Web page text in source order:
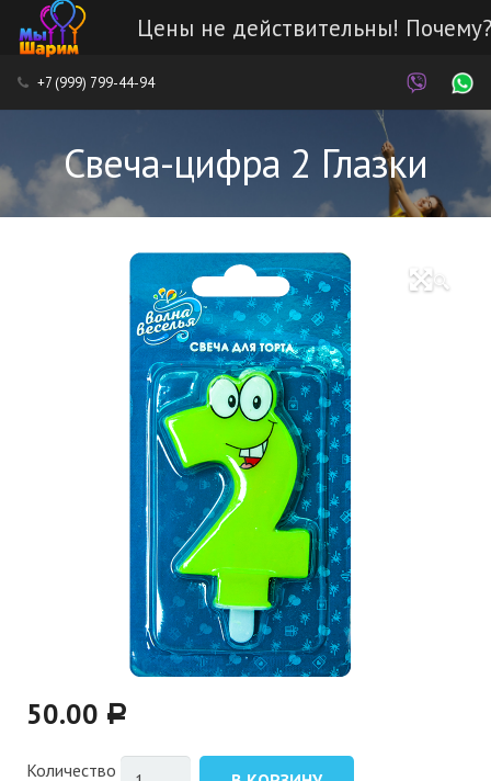
Цены не действительны!
Каталог
Услуги
Доставка и оплата
+7 (999) 799-44-94
Свеча-цифра 2 Глазки
🔍
50.00 Р
Количество